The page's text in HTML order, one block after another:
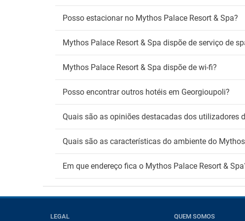
Wi-Fi
Wifi gratuito
Posso estacionar no Mythos Palace Resort & Spa?
Mythos Palace Resort & Spa dispõe de serviço de
Mythos Palace Resort & Spa dispõe de wi-fi?
Posso encontrar outros hotéis em Georgioupoli?
Quais são as opiniões destacadas dos utilizadores
Quais são as características do ambiente do
Em que endereço fica o Mythos Palace Resort &
LEGAL QUEM SOMOS